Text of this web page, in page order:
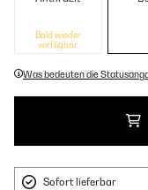
Bald wieder
verfügbar
Was bedeuten die
Sofort lieferbar